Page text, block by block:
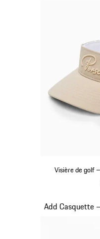
Visière de golf
Add Casquette
Diapositive 6 sur 20